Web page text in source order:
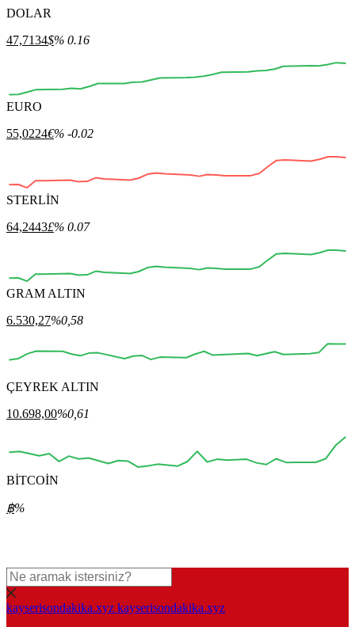
DOLAR
47,7134$% 0.16
EURO
55,0224€% -0.02
00:00
STERLİN
64,2443£% 0.07
00:00 00:00
GRAM ALTIN
6.530,27%0,58
00:00
ÇEYREK ALTIN
10.698,00%0,61
00:00
BİTCOİN
฿%
kayserisondakika.xyz kayserisondakika.xyz